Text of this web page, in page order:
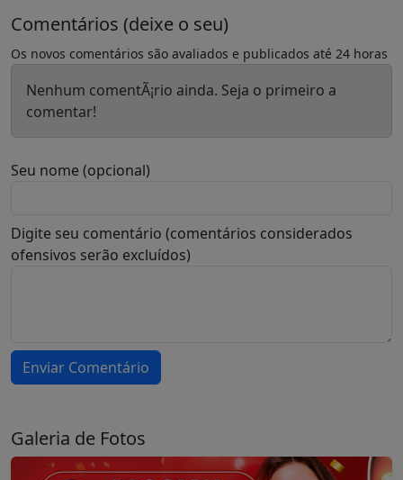
Comentários (deixe o seu)
Os novos comentários são avaliados e publicados até 24 horas
Nenhum comentÃ¡rio ainda. Seja o primeiro a
comentar!
Seu nome (opcional)
Digite seu comentário (comentários considerados
ofensivos serão excluídos)
Enviar Comentário
Galeria de Fotos